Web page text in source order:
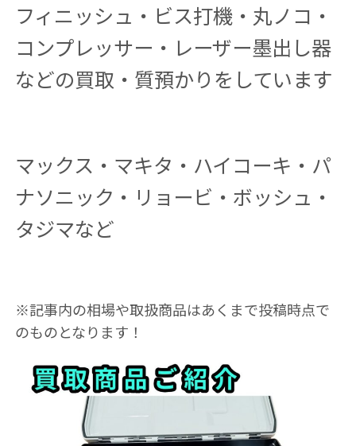
フィニッシュ・ビス打機・丸ノコ・
コンプレッサー・レーザー墨出し器
などの買取・質預かりをしています
マックス・マキタ・ハイコーキ・パ
ナソニック・リョービ・ボッシュ・
タジマなど
※記事内の相場や取扱商品はあくまで投稿時点で
のものとなります！